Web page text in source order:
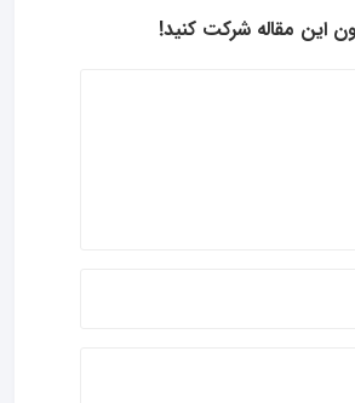
این مقاله شرکت کنید!